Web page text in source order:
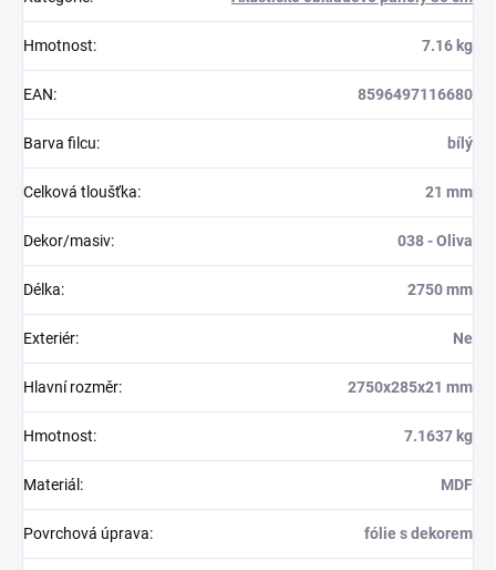
Hmotnost: 7.16 kg
EAN: 8596497116680
Barva filcu: bílý
Celková tloušťka: 21 mm
Dekor/masiv: 038 - Oliva
Délka: 2750 mm
Exteriér: Ne
Hlavní rozměr: 2750x285x21 mm
Hmotnost: 7.1637 kg
Materiál : MDF
Povrchová úprava: fólie s dekorem